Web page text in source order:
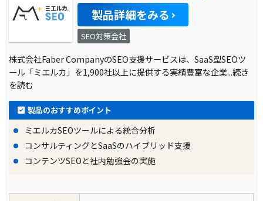
製品詳細をみる
SEO対策会社
株式会社Faber CompanyのSEO支援サービスは、SaaS型SEOツ
ール「ミエルカ」を1,900社以上に提供する実績豊富な企業...続き
を読む
製品のおすすめポイント
ミエルカSEOツールによる統合分析
コンサルティングとSaaSのハイブリッド支援
コンテンツSEOと社内勉強会の実施